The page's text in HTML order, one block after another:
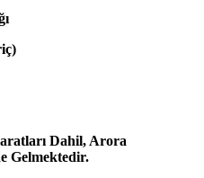
Dahil, Arora
Gelmektedir.